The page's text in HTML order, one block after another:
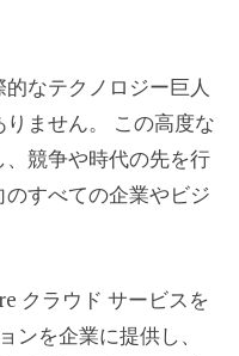
なテクノロジー巨人
ません。 この高度な
競争や時代の先を行
すべての企業やビジ
クラウド サービスを
ンを企業に提供し、